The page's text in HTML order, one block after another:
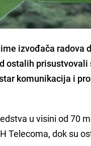
izvođača radova
ostalih prisustvovali
komunikacija i
u visini od 70
Telecoma, dok su